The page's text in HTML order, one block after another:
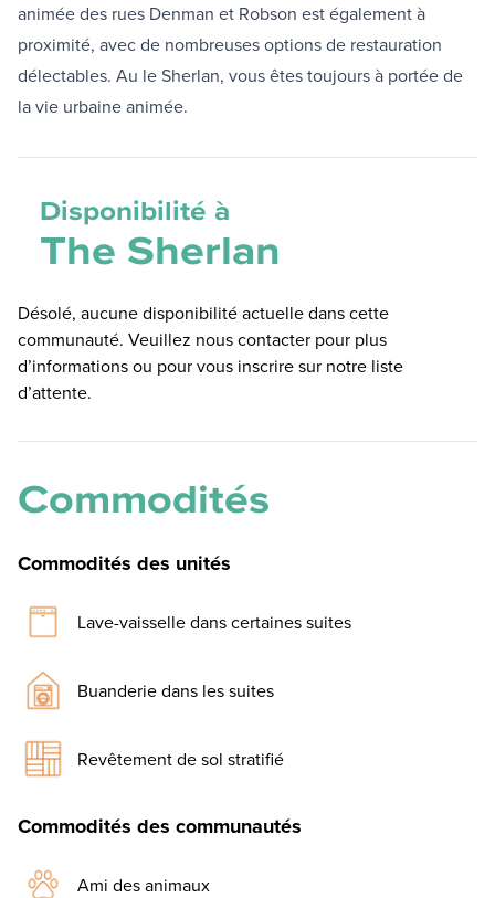
animée des rues Denman et Robson est également à
proximité, avec de nombreuses options de restauration
délectables. Au le Sherlan, vous êtes toujours à portée de
la vie urbaine animée.
Disponibilité à
The Sherlan
Désolé, aucune disponibilité actuelle dans cette
communauté. Veuillez nous contacter pour plus
d’informations ou pour vous inscrire sur notre liste
d’attente.
Commodités
Commodités des unités
Lave-vaisselle dans certaines suites
Buanderie dans les suites
Revêtement de sol stratifié
Commodités des communautés
Ami des animaux